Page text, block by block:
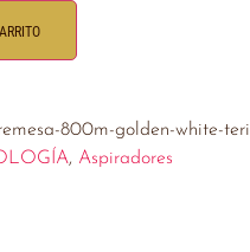
800m-golden-white-teri
, Aspiradores